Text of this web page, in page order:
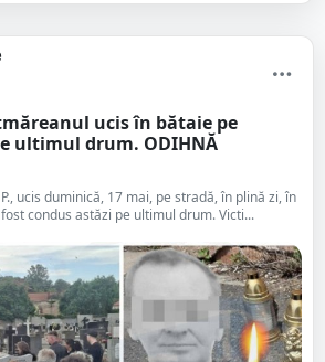
ucis în bătaie pe
ultimul drum. ODIHNĂ
ucis duminică, 17 mai, pe stradă, în plină zi, în
condus astăzi pe ultimul drum. Victi...